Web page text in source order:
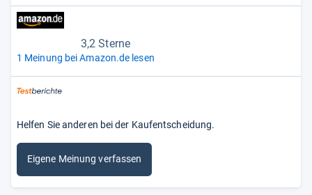
3,2 Sterne
1 Meinung bei Amazon.de lesen
Helfen Sie anderen bei der Kaufentscheidung.
Eigene Meinung verfassen